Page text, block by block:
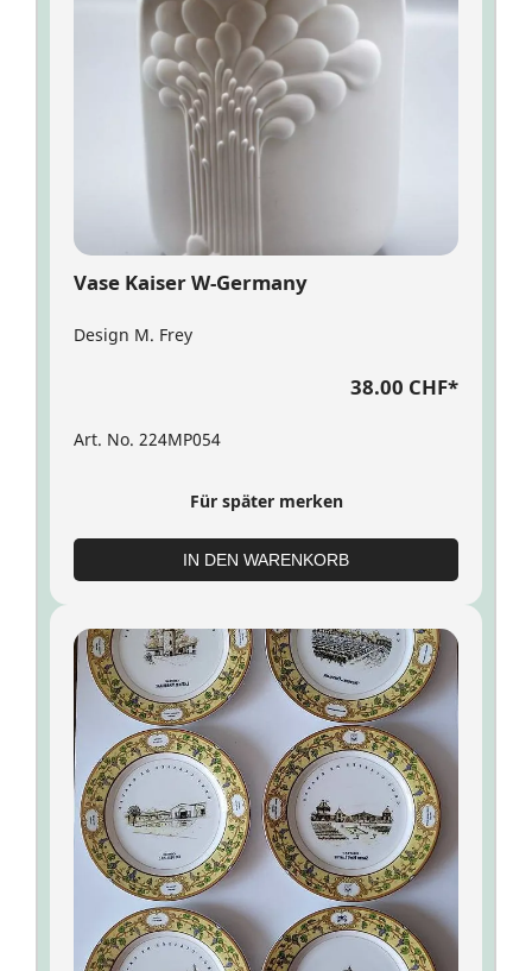
Vase Kaiser W-Germany
Design M. Frey
38.00 CHF*
Art. No. 224MP054
Für später merken
IN DEN WARENKORB